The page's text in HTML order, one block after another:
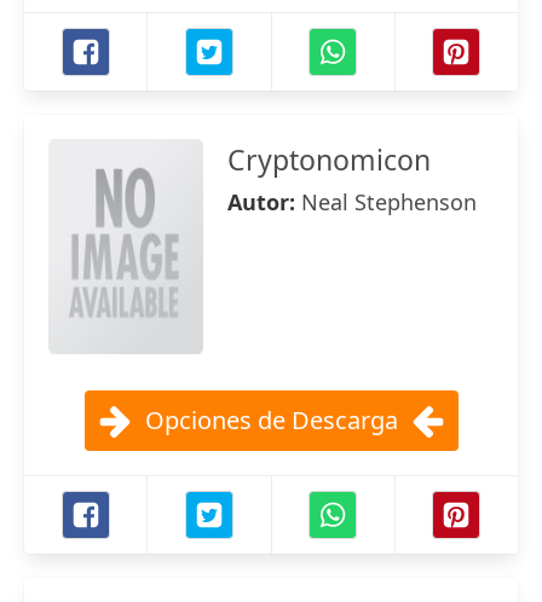
Cryptonomicon
Autor: Neal Stephenson
Opciones de Descarga